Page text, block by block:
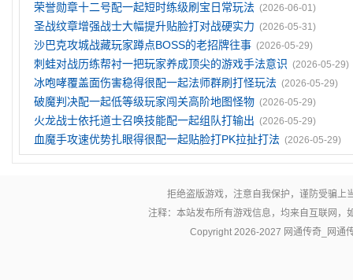
荣誉勋章十二号配一起短时练级刷宝日常玩法 (2026-06-01)
圣战纹章‌增强战士大幅提升贴脸打对战硬实力 (2026-05-31)
沙巴克攻城战藏玩家蹲点BOSS的老招牌往事 (2026-05-29)
刺蛙对战历练帮衬一把玩家养成顶尖的游戏手法意识 (2026-05-29)
冰咆哮覆盖面伤害稳得很配一起法师群刷打怪玩法 (2026-05-29)
破魔判决配一起低等级玩家闯关高阶地图怪物 (2026-05-29)
火龙战士依托道士召唤技能配一起组队打输出 (2026-05-29)
血魔手攻速优势扎眼得很配一起贴脸打PK拉扯打法 (2026-05-29)
拒绝盗版游戏，注意自我保护，谨防受骗上
注释：本站发布所有游戏信息，均来自互联网
Copyright 2026-2027 网通传奇_网通